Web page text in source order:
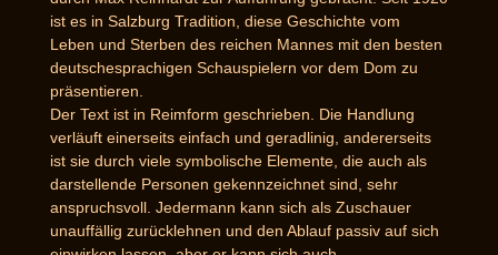
ist es in Salzburg Tradition, diese Geschichte vom
Leben und Sterben des reichen Mannes mit den besten
deutschesprachigen Schauspielern vor dem Dom zu
präsentieren.
Der Text ist in Reimform geschrieben. Die Handlung
verläuft einerseits einfach und geradlinig, andererseits
ist sie durch viele symbolische Elemente, die auch als
darstellende Personen gekennzeichnet sind, sehr
anspruchsvoll. Jedermann kann sich als Zuschauer
unauffällig zurücklehnen und den Ablauf passiv auf sich